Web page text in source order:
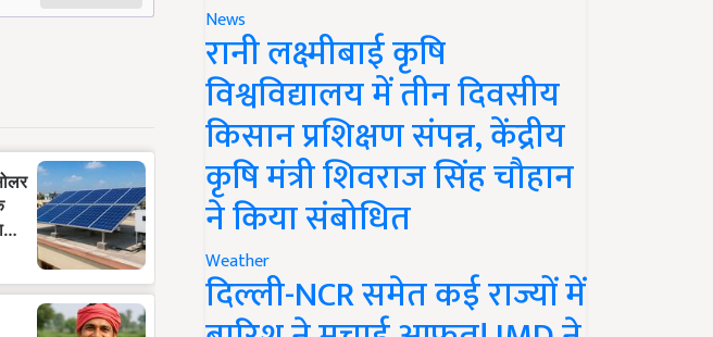
News
रानी लक्ष्मीबाई कृषि
विश्वविद्यालय में तीन दिवसीय
किसान प्रशिक्षण संपन्न, केंद्रीय
कृषि मंत्री शिवराज सिंह चौहान
ने किया संबोधित
Weather
दिल्ली-NCR समेत कई राज्यों में